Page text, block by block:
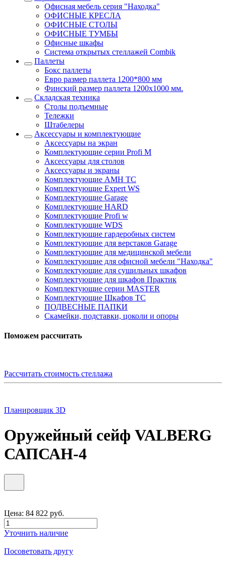
Офисная мебель серия "Находка"
ОФИСНЫЕ КРЕСЛА
ОФИСНЫЕ СТОЛЫ
ОФИСНЫЕ ТУМБЫ
Офисные шкафы
Система открытых стеллажей Combik
Паллеты
Бокс паллеты
Евро размер паллета 1200*800 мм
Финский размер паллета 1200х1000 мм.
Складская техника
Столы подъемные
Тележки
Штабелеры
Аксессуары и комплектующие
Аксессуары на экран
Комплектующие серии Profi M
Аксессуары для столов
Аксессуары и экраны
Комплектующие AMH TC
Комплектующие Expert WS
Комплектующие Garage
Комплектующие HARD
Комплектующие Profi w
Комплектующие WDS
Комплектующие гардеробных систем
Комплектующие для верстаков Garage
Комплектующие для медицинской мебели
Комплектующие для офисной мебели "Находка"
Комплектующие для сушильных шкафов
Комплектующие для шкафов Практик
Комплектующие серии MASTER
Комплектующие Шкафов ТС
ПОДВЕСНЫЕ ПАПКИ
Скамейки, подставки, цоколи и опоры
Поможем рассчитать
Рассчитать стоимость стеллажа
Планировщик 3D
Оружейный сейф VALBERG
САПСАН-4
Цена: 84 822 руб.
Уточнить наличие
Посоветовать другу